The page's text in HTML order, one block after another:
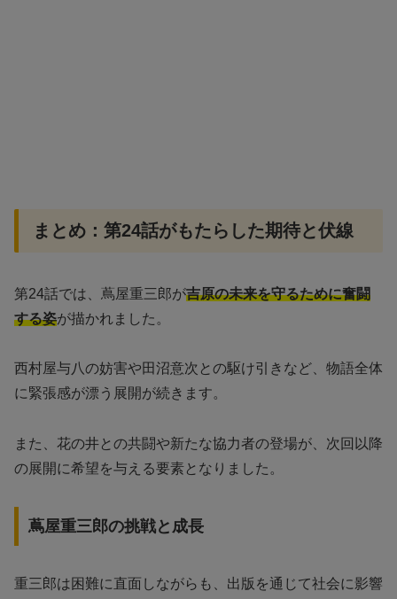
まとめ：第24話がもたらした期待と伏線
第24話では、蔦屋重三郎が吉原の未来を守るために奮闘
する姿が描かれました。
西村屋与八の妨害や田沼意次との駆け引きなど、物語全体
に緊張感が漂う展開が続きます。
また、花の井との共闘や新たな協力者の登場が、次回以降
の展開に希望を与える要素となりました。
蔦屋重三郎の挑戦と成長
重三郎は困難に直面しながらも、出版を通じて社会に影響